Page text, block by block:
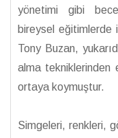
yönetimi gibi
bireysel eğitimlerde
Tony Buzan,
alma tekniklerinden
ortaya koymuştur.
Simgeleri, renkleri,